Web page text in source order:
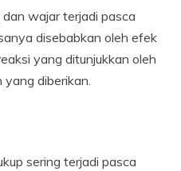
wajar terjadi pasca
disebabkan oleh efek
yang ditunjukkan oleh
diberikan.
sering terjadi pasca